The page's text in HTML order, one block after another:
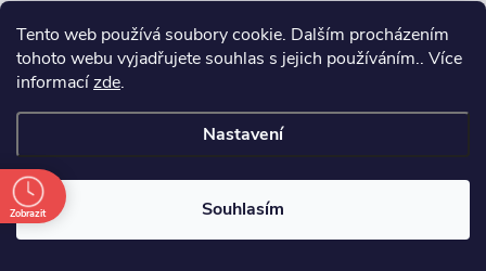
Tento web používá soubory cookie. Dalším procházením
tohoto webu vyjadřujete souhlas s jejich používáním.. Více
informacízde.
Nastavení
Souhlasím
Copyright 2026ARDEN HODONÍN. Všechna práva vyhrazena.
Zobrazit